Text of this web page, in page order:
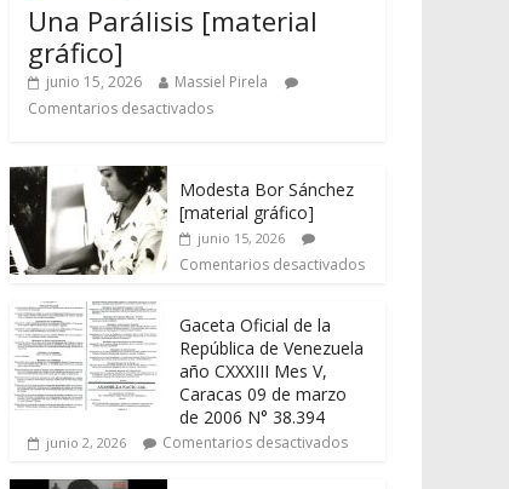
Una Parálisis [material
gráfico]
junio 15, 2026
Massiel Pirela
Comentarios desactivados
Modesta Bor Sánchez
[material gráfico]
junio 15, 2026
Comentarios desactivados
Gaceta Oficial de la
República de Venezuela
año CXXXIII Mes V,
Caracas 09 de marzo
de 2006 N° 38.394
junio 2, 2026 Comentarios desactivados